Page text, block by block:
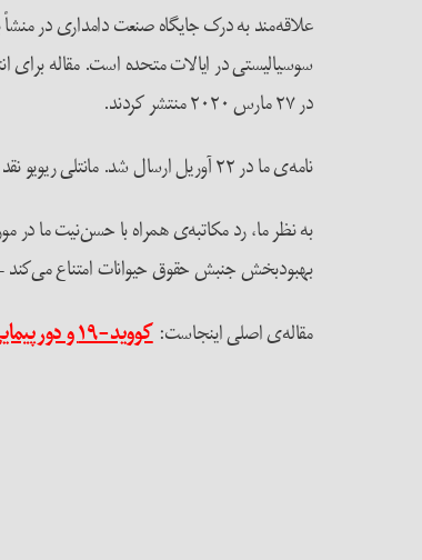
در ۲۷ مارس ۲۰۲۰ منتشر کردند.
نامه‌ی ما در ۲۲ آوریل ارسال شد. مانتلی ریویو نقد ارسالی را رد کرد و مناسبت اول ماه می را به ما اطلاع داد.
به نظر ما، رد مکاتبه‌ی همراه با حسن‌نیت ما
بهبود‌بخش جنبش حقوق حیوانات امتناع می‌کند
مقاله‌ی اصلی اینجاست:کووید-۱۹ و دورپیمایی‌های سرمایه